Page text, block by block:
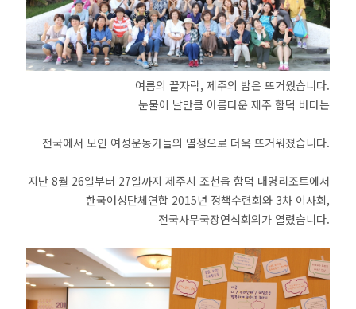
여름의 끝자락, 제주의 밤은 뜨거웠습니다.
눈물이 날만큼 아름다운 제주 함덕 바다는
전국에서 모인 여성운동가들의 열정으로 더욱 뜨거워졌습니다.
지난 8월 26일부터 27일까지 제주시 조천읍 함덕 대명리조트에서
한국여성단체연합 2015년 정책수련회와 3차 이사회,
전국사무국장연석회의가 열렸습니다.